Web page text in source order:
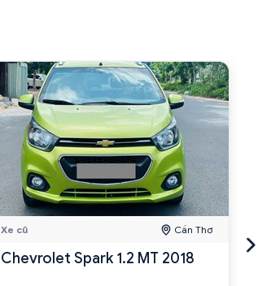
Xe cũ Cần Thơ
Chevrolet Spark 1.2 MT 2018